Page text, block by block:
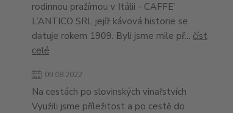
rodinnou pražírnou v Itálii - CAFFE’
L’ANTICO SRL jejíž kávová historie se
datuje rokem 1909. Byli jsme mile př... číst
celé
09.08.2022
Na cestách po slovinských vinařstvích
Využili jsme příležitost a po cestě do